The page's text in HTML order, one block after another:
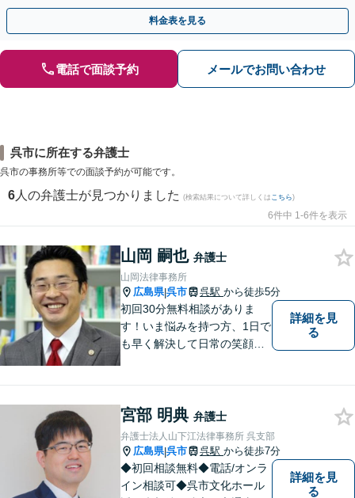
ドバイスで、納得のできるトラブルの解決を目指します。
料金表を見る
電話で面談予約 メールでお問い合わせ
呉市に所在する弁護士
呉市の事務所等での面談予約が可能です。
6 人の弁護士が見つかりました (検索結果について詳しくは こちら)
6件中 1-6件を表示
山岡 嗣也 弁護士
山岡法律事務所
広島県|呉市 呉駅 から徒歩5分
初回30分無料相談がありま
す！いま悩みを持つ方、1日で
も早く解決して日常の笑顔を
個人様・法人様の問題に幅広
く対応しています。
詳細を見
る
宮部 明典 弁護士
弁護士法人山下江法律事務所 呉支部
広島県|呉市 呉駅 から徒歩7分
◆初回相談無料◆電話/オンラ
イン相談可◆呉市文化ホール
詳細を見
る